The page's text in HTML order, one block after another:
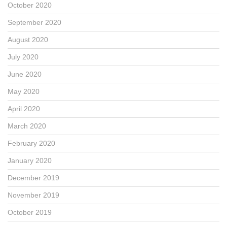
October 2020
September 2020
August 2020
July 2020
June 2020
May 2020
April 2020
March 2020
February 2020
January 2020
December 2019
November 2019
October 2019